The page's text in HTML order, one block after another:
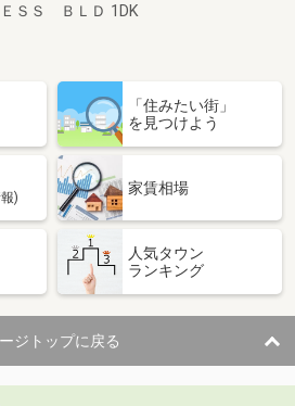
ＥＳＳ ＢＬＤ 1DK
「住みたい街」
を見つけよう
)
家賃相場
人気タウン
ランキング
ジトップに戻る